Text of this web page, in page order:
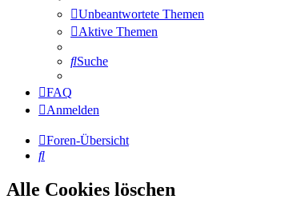
Unbeantwortete Themen
Aktive Themen
Suche
FAQ
Anmelden
Foren-Übersicht
Suche
Alle Cookies löschen